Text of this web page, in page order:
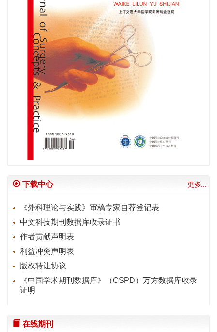
下载中心 更多...
《外科理论与实践》审稿专家自荐登记表
中文科技期刊数据库收录证书
作者贡献声明表
利益冲突声明表
版权转让协议
《中国学术期刊数据库》（CSPD）万方数据库收录
证明
在线期刊